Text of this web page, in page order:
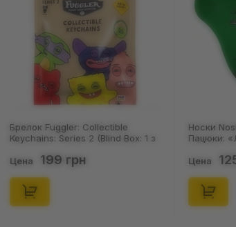
1 з
Носки Noskar: Шкарпетки Noskar:
Пацюки: «Ля Ти Криса» (короткі)
Цена